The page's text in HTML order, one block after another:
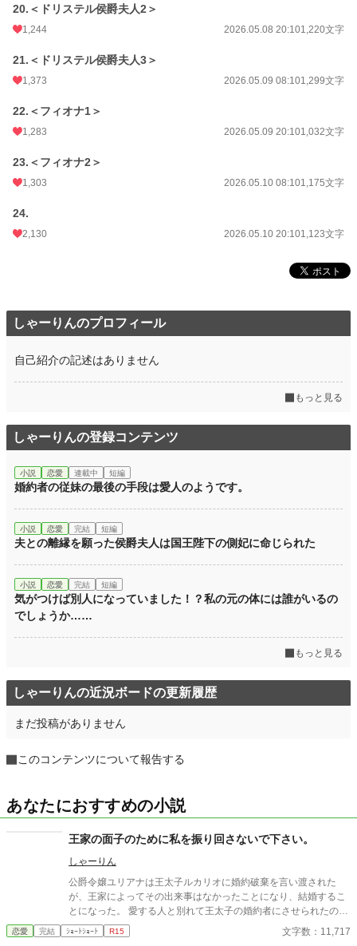
20.＜ドリステル侯爵夫人2＞
1,244 2026.05.08 20:101,220文字
21.＜ドリステル侯爵夫人3＞
1,373 2026.05.09 08:101,299文字
22.＜フィオナ1＞
1,283 2026.05.09 20:101,032文字
23.＜フィオナ2＞
1,303 2026.05.10 08:101,175文字
24.
2,130 2026.05.10 20:101,123文字
しゃーりんのプロフィール
自己紹介の記述はありません
もっと見る
しゃーりんの登録コンテンツ
小説 恋愛 連載中 短編
婚約者の従妹の最後の手段は愛人のようです。
小説 恋愛 完結 短編
夫との離縁を願った侯爵夫人は国王陛下の側妃に命じられた
小説 恋愛 完結 短編
気がつけば別人になっていました！？私の元の体には誰がいるの
でしょうか……
もっと見る
しゃーりんの近況ボードの更新履歴
まだ投稿がありません
このコンテンツについて報告する
あなたにおすすめの小説
王家の面子のために私を振り回さないで下さい。
しゃーりん
公爵令嬢ユリアナは王太子ルカリオに婚約破棄を言い渡された
が、王家によってその出来事はなかったことになり、結婚するこ
とになった。 愛する人と別れて王太子の婚約者にさせられたのに
本人からは避けされ、それでも結婚させられる。 自分はどこまで
王家に振り回されるのだろう。 国王にもルカリオにも呆れ果てた
恋愛 完結 ｼｮｰﾄｼｮｰﾄ R15 文字数：11,717